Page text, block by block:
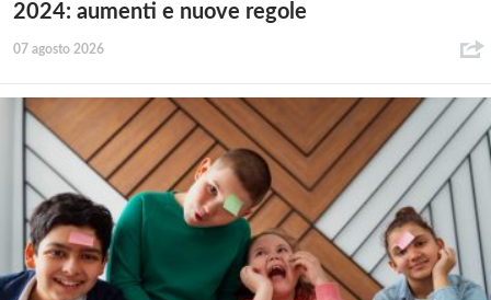
2024: aumenti e nuove regole
07 agosto 2026